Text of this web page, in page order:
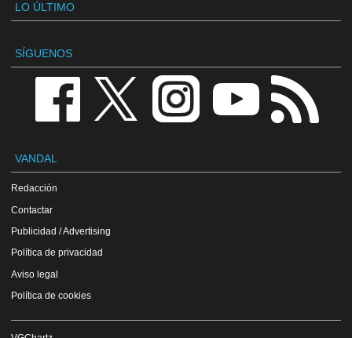
LO ÚLTIMO
SÍGUENOS
VANDAL
Redacción
Contactar
Publicidad / Advertising
Política de privacidad
Aviso legal
Política de cookies